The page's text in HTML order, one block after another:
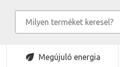
Megújuló energia